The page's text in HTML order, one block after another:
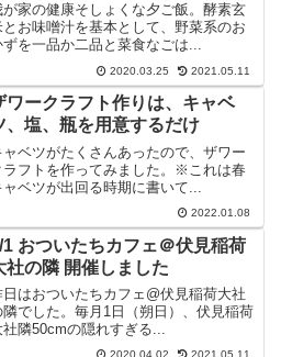
が家の健康そしょくな夕ご飯。酵素玄
とお味噌汁を基本として、野菜系のお
ずを一品か二品と菜食なごは...
2020.03.25 2021.05.11
ワークラフト作りは、キャベ
、塩、瓶を用意するだけ
ャベツがたくさんあったので、ザワー
ラフトを作ってみました。※これは春
ャベツが出回る時期に書いて...
2022.01.08
1 おついたちカフェ＠伏見稲荷
社の隣 開催しました
日はおついたちカフェ@伏見稲荷大社
隣でした。毎月1日（朔日）、伏見稲荷
社隣50cmの隠れすぎる...